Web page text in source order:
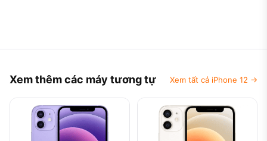
Xem thêm các máy tương tự Xem tất cả iPhone 12 →